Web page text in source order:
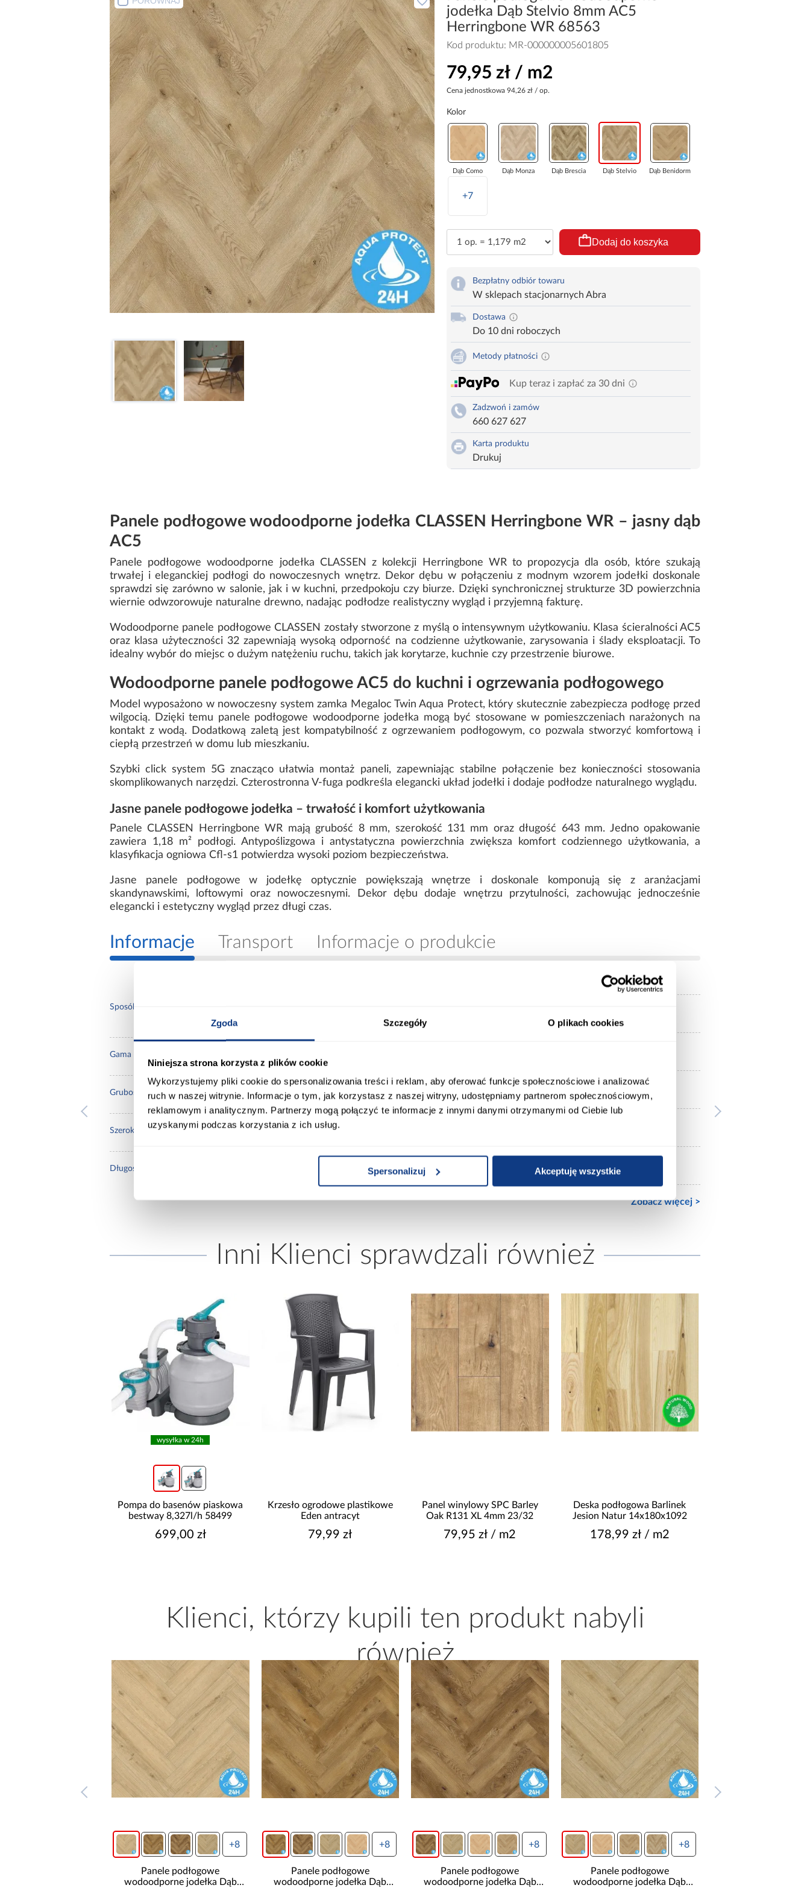
Zgoda Szczegóły O plikach cookies
Niniejsza strona korzysta z plików cookie
Wykorzystujemy pliki cookie do spersonalizowania treści i reklam, aby oferować funkcje społecznościowe i analizować
ruch w naszej witrynie. Informacje o tym, jak korzystasz z naszej witryny, udostępniamy partnerom społecznościowym,
reklamowym i analitycznym. Partnerzy mogą połączyć te informacje z innymi danymi otrzymanymi od Ciebie lub
uzyskanymi podczas korzystania z ich usług.
Spersonalizuj Akceptuję wszystkie
jodełka Dąb Stelvio 8mm AC5
Herringbone WR 68563
Kod produktu: MR-000000005601805
79,95 zł / m2
Cena jednostkowa 94,26 zł / op.
Kolor
Dąb Como Dąb Monza Dąb Brescia Dąb Stelvio Dąb Benidorm
+7
Dodaj do koszyka
Bezpłatny odbiór towaru
W sklepach stacjonarnych Abra
Dostawa
Do 10 dni roboczych
Metody płatności
Kup teraz i zapłać za 30 dni
Zadzwoń i zamów
660 627 627
Karta produktu
Drukuj
Panele podłogowe wodoodporne jodełka CLASSEN Herringbone WR – jasny dąb
AC5
Panele podłogowe wodoodporne jodełka CLASSEN z kolekcji Herringbone WR to propozycja dla osób, które szukają
trwałej i eleganckiej podłogi do nowoczesnych wnętrz. Dekor dębu w połączeniu z modnym wzorem jodełki doskonale
sprawdzi się zarówno w salonie, jak i w kuchni, przedpokoju czy biurze. Dzięki synchronicznej strukturze 3D powierzchnia
wiernie odwzorowuje naturalne drewno, nadając podłodze realistyczny wygląd i przyjemną fakturę.
Wodoodporne panele podłogowe CLASSEN zostały stworzone z myślą o intensywnym użytkowaniu. Klasa ścieralności AC5
oraz klasa użyteczności 32 zapewniają wysoką odporność na codzienne użytkowanie, zarysowania i ślady eksploatacji. To
idealny wybór do miejsc o dużym natężeniu ruchu, takich jak korytarze, kuchnie czy przestrzenie biurowe.
Wodoodporne panele podłogowe AC5 do kuchni i ogrzewania podłogowego
Model wyposażono w nowoczesny system zamka Megaloc Twin Aqua Protect, który skutecznie zabezpiecza podłogę przed
wilgocią. Dzięki temu panele podłogowe wodoodporne jodełka mogą być stosowane w pomieszczeniach narażonych na
kontakt z wodą. Dodatkową zaletą jest kompatybilność z ogrzewaniem podłogowym, co pozwala stworzyć komfortową i
ciepłą przestrzeń w domu lub mieszkaniu.
Szybki click system 5G znacząco ułatwia montaż paneli, zapewniając stabilne połączenie bez konieczności stosowania
skomplikowanych narzędzi. Czterostronna V-fuga podkreśla elegancki układ jodełki i dodaje podłodze naturalnego wyglądu.
Jasne panele podłogowe jodełka – trwałość i komfort użytkowania
Panele CLASSEN Herringbone WR mają grubość 8 mm, szerokość 131 mm oraz długość 643 mm. Jedno opakowanie
zawiera 1,18 m² podłogi. Antypoślizgowa i antystatyczna powierzchnia zwiększa komfort codziennego użytkowania, a
klasyfikacja ogniowa Cfl-s1 potwierdza wysoki poziom bezpieczeństwa.
Jasne panele podłogowe w jodełkę optycznie powiększają wnętrze i doskonale komponują się z aranżacjami
skandynawskimi, loftowymi oraz nowoczesnymi. Dekor dębu dodaje wnętrzu przytulności, zachowując jednocześnie
elegancki i estetyczny wygląd przez długi czas.
Informacje Transport Informacje o produkcie
Sposób użytkowania:
Gama kolorystyczna:
Grubość [mm]: 8
Szerokość [mm]: 131
Długość [mm]:
Klasa ścieralności: AC5
Zobacz więcej >
Inni Klienci sprawdzali również
wysyłka w 24h
Pompa do basenów piaskowa
bestway 8,327l/h 58499
699,00 zł
Krzesło ogrodowe plastikowe
Eden antracyt
79,99 zł
Panel winylowy SPC Barley
Oak R131 XL 4mm 23/32
79,95 zł / m2
Deska podłogowa Barlinek
Jesion Natur 14x180x1092
178,99 zł / m2
Klienci, którzy kupili ten produkt nabyli
również
Panele podłogowe
wodoodporne jodełka Dąb
Panele podłogowe
wodoodporne jodełka Dąb
Panele podłogowe
wodoodporne jodełka Dąb
Panele podłogowe
wodoodporne jodełka Dąb